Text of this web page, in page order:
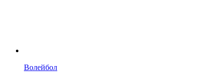
Волейбол